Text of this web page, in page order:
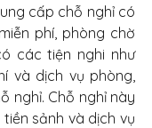
cấp chỗ nghỉ có
phí, phòng chờ
các tiện nghi như
và dịch vụ phòng,
nghỉ. Chỗ nghỉ này
sảnh và dịch vụ